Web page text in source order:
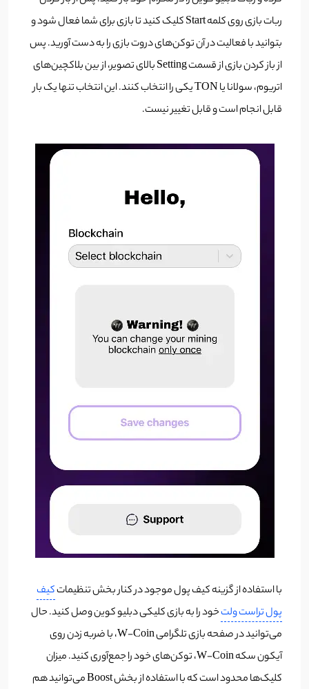
ربات بازی روی کلمه Start کلیک کنید تا بازی برای شما فعال شود و
بتوانید با فعالیت در آن توکن‌های دروت بازی را به دست آورید. پس
از باز کردن بازی از قسمت Setting بالای تصویر، از بین بلاکچین‌های
اتریوم، سولانا یا TON یکی را انتخاب کنند. این انتخاب تنها یک بار
قابل انجام است و قابل تغییر نیست.
با استفاده از گزینه کیف پول موجود در کنار بخش تنظیماتکیف
پول تراست ولتخود را به بازی کلیکی دبلیو کوین وصل کنید. حال
می‌توانید در صفحه بازی تلگرامی W-Coin، با ضربه زدن روی
آیکون سکه W-Coin، توکن‌های خود را جمع‌آوری کنید. میزان
کلیک‌ها محدود است که با استفاده از بخش Boost می‌توانید هم